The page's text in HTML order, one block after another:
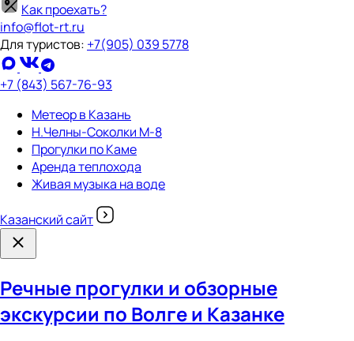
Как проехать?
info@flot-rt.ru
Для туристов: +7(905) 039 5778
+7 (843) 567-76-93
Метеор в Казань
Н.Челны-Соколки М-8
Прогулки по Каме
Аренда теплохода
Живая музыка на воде
Казанский сайт
Речные прогулки и обзорные
экскурсии по Волге и Казанке